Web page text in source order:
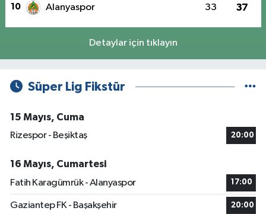
10 Alanyaspor 33 37
Detaylar için tıklayın
Süper Lig Fikstür
15 Mayıs, Cuma
Rizespor - Beşiktaş
20:00
16 Mayıs, Cumartesi
Fatih Karagümrük - Alanyaspor
17:00
Gaziantep FK - Başakşehir 20:00